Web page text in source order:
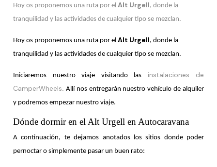
Hoy os proponemos una ruta por el Alt Urgell, donde la
tranquilidad y las actividades de cualquier tipo se mezclan.
Hoy os proponemos una ruta por el Alt Urgell, donde la
tranquilidad y las actividades de cualquier tipo se mezclan.
Iniciaremos nuestro viaje visitando las instalaciones de
CamperWheels. Allí nos entregarán nuestro vehículo de alquiler
y podremos empezar nuestro viaje.
Dónde dormir en el Alt Urgell en Autocaravana
A continuación, te dejamos anotados los sitios donde poder
pernoctar o simplemente pasar un buen rato: